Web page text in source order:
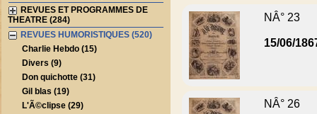
REVUES ET PROGRAMMES DE
THEATRE (284)
REVUES HUMORISTIQUES (520)
Charlie Hebdo (15)
Divers (9)
Don quichotte (31)
Gil blas (19)
L'Ã©clipse (29)
NÂ° 23
15/06/
NÂ° 26